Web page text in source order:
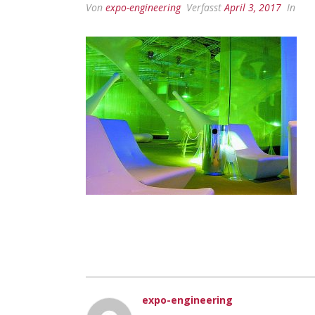
Von expo-engineering VerfasstApril 3, 2017 In
expo-engineering